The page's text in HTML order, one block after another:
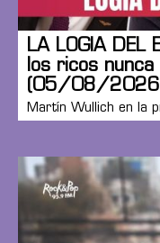
LA LOGIA DEL
los ricos
(05/08/
Martín Wullich en la